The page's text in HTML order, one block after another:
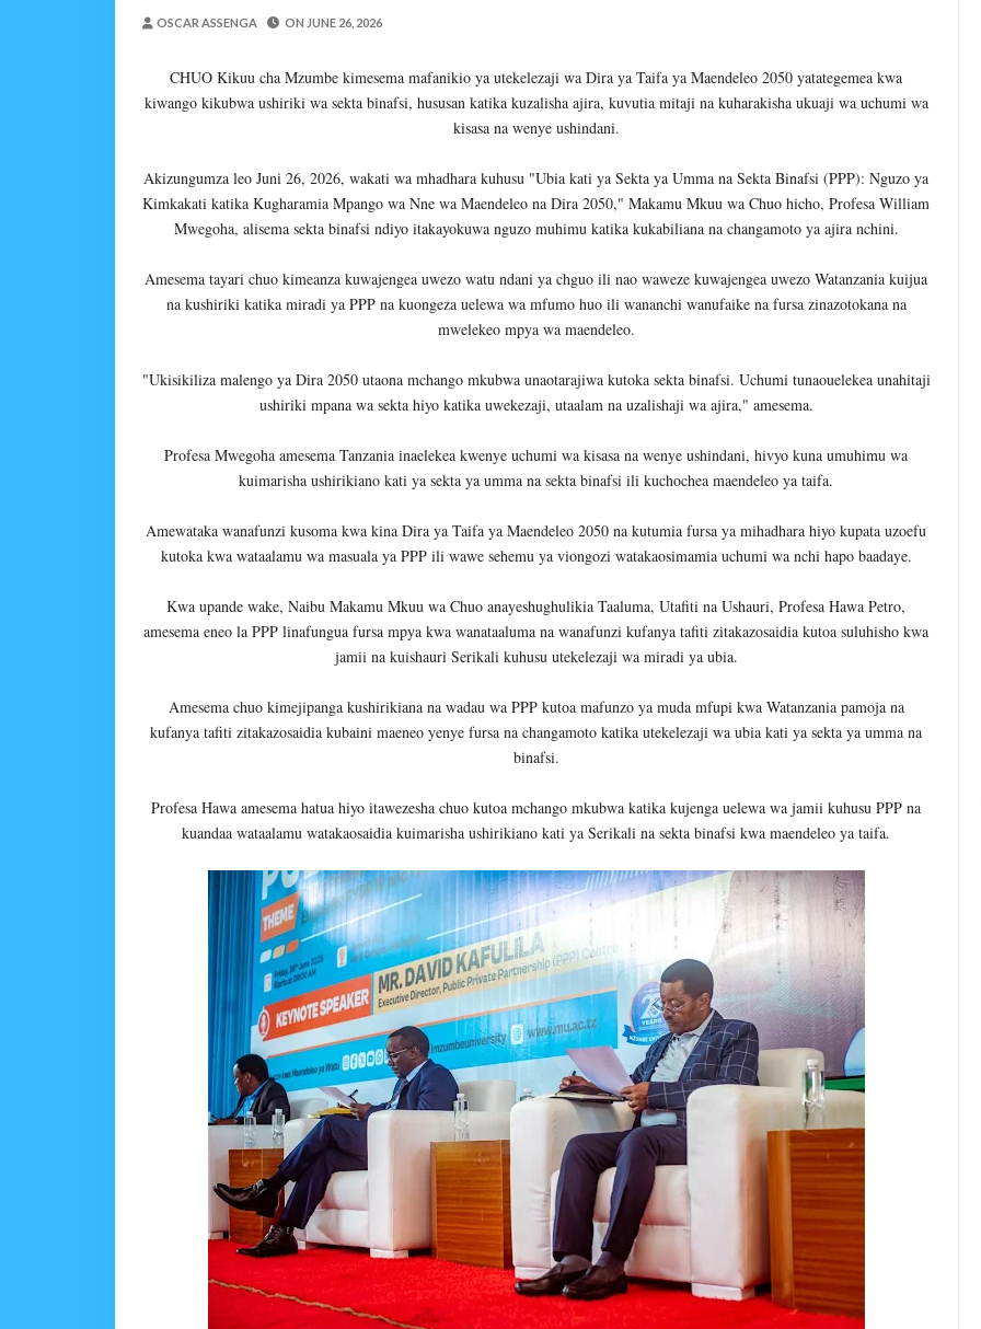
OSCAR ASSENGA
Umaskini Na Madeni Yalitishia Kuangamiza Heshima Na Maisha Ya Familia Yangu, Mpaka
Zawadi-Aug 06 2026
Nilitafuta Mtoto Kwa Zaidi Ya Miaka Saba Bila Mafanikio, Mpaka Tiba Ya Asili
Alex Sonna Aug 06 2026
SERIKALI YASISITIZA USHINDANI WA HAKI KUCHOCHEA UKUAJI WA UCHUMI
SERIKALI INATAMBUA MCHANGO WA WAZEE: WAZIRI SANGU
OSCAR ASSENGA-Aug 06 2026
RAIS SAMIA, MUSEVEN WASHUHUDIA MAKUBALIANO YA TRILIONI 56 KUIFANYA TANGA
OSCAR ASSENGA ON JUNE 26, 2026
CHUO Kikuu cha Mzumbe kimesema mafanikio ya utekelezaji wa Dira ya Taifa ya Maendeleo 2050 yatategemea kwa
kiwango kikubwa ushiriki wa sekta binafsi, hususan katika kuzalisha ajira, kuvutia mitaji na kuharakisha ukuaji wa uchumi wa
kisasa na wenye ushindani.
Akizungumza leo Juni 26, 2026, wakati wa mhadhara kuhusu "Ubia kati ya Sekta ya Umma na Sekta Binafsi (PPP): Nguzo ya
Kimkakati katika Kugharamia Mpango wa Nne wa Maendeleo na Dira 2050," Makamu Mkuu wa Chuo hicho, Profesa William
Mwegoha, alisema sekta binafsi ndiyo itakayokuwa nguzo muhimu katika kukabiliana na changamoto ya ajira nchini.
Amesema tayari chuo kimeanza kuwajengea uwezo watu ndani ya chguo ili nao waweze kuwajengea uwezo Watanzania kuijua
na kushiriki katika miradi ya PPP na kuongeza uelewa wa mfumo huo ili wananchi wanufaike na fursa zinazotokana na
mwelekeo mpya wa maendeleo.
"Ukisikiliza malengo ya Dira 2050 utaona mchango mkubwa unaotarajiwa kutoka sekta binafsi. Uchumi tunaouelekea unahitaji
ushiriki mpana wa sekta hiyo katika uwekezaji, utaalam na uzalishaji wa ajira," amesema.
Profesa Mwegoha amesema Tanzania inaelekea kwenye uchumi wa kisasa na wenye ushindani, hivyo kuna umuhimu wa
kuimarisha ushirikiano kati ya sekta ya umma na sekta binafsi ili kuchochea maendeleo ya taifa.
Amewataka wanafunzi kusoma kwa kina Dira ya Taifa ya Maendeleo 2050 na kutumia fursa ya mihadhara hiyo kupata uzoefu
kutoka kwa wataalamu wa masuala ya PPP ili wawe sehemu ya viongozi watakaosimamia uchumi wa nchi hapo baadaye.
Kwa upande wake, Naibu Makamu Mkuu wa Chuo anayeshughulikia Taaluma, Utafiti na Ushauri, Profesa Hawa Petro,
amesema eneo la PPP linafungua fursa mpya kwa wanataaluma na wanafunzi kufanya tafiti zitakazosaidia kutoa suluhisho kwa
jamii na kuishauri Serikali kuhusu utekelezaji wa miradi ya ubia.
Amesema chuo kimejipanga kushirikiana na wadau wa PPP kutoa mafunzo ya muda mfupi kwa Watanzania pamoja na
kufanya tafiti zitakazosaidia kubaini maeneo yenye fursa na changamoto katika utekelezaji wa ubia kati ya sekta ya umma na
binafsi.
Profesa Hawa amesema hatua hiyo itawezesha chuo kutoa mchango mkubwa katika kujenga uelewa wa jamii kuhusu PPP na
kuandaa wataalamu watakaosaidia kuimarisha ushirikiano kati ya Serikali na sekta binafsi kwa maendeleo ya taifa.